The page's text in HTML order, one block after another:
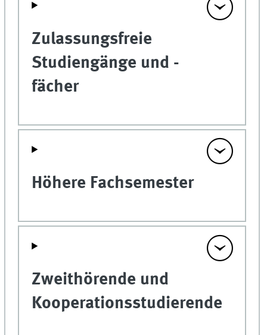
Zulassungsfreie
Studiengänge und -
fächer
Höhere Fachsemester
Zweithörende und
Kooperationsstudierende